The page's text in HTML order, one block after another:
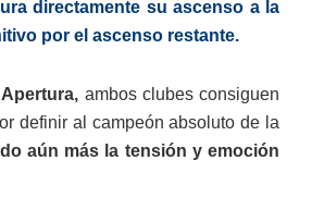
directamente su ascenso a la
por el ascenso restante.
ambos clubes consiguen
definir al campeón absoluto de la
aún más la tensión y emoción